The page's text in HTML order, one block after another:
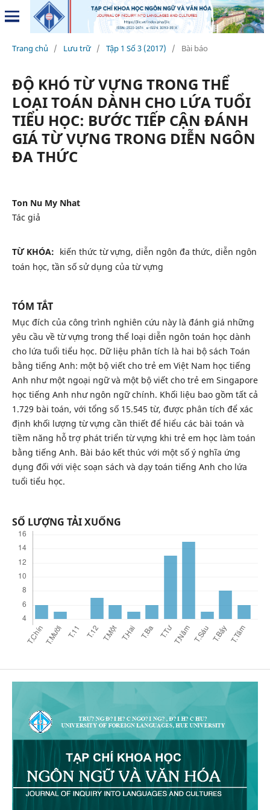
Trang chủ / Lưu trữ / Tập 1 Số 3 (2017) / Bài báo
ĐỘ KHÓ TỪ VỰNG TRONG THỂ
LOẠI TOÁN DÀNH CHO LỨA TUỔI
TIỂU HỌC: BƯỚC TIẾP CẬN ĐÁNH
GIÁ TỪ VỰNG TRONG DIỄN NGÔN
ĐA THỨC
Ton Nu My Nhat
Tác giả
TỪ KHÓA: kiến thức từ vựng, diễn ngôn đa thức, diễn ngôn
toán học, tần số sử dụng của từ vựng
TÓM TẮT
Mục đích của công trình nghiên cứu này là đánh giá những
yêu cầu về từ vựng trong thể loại diễn ngôn toán học dành
cho lứa tuổi tiểu học. Dữ liệu phân tích là hai bộ sách Toán
bằng tiếng Anh: một bộ viết cho trẻ em Việt Nam học tiếng
Anh như một ngoại ngữ và một bộ viết cho trẻ em Singapore
học tiếng Anh như ngôn ngữ chính. Khối liệu bao gồm tất cả
1.729 bài toán, với tổng số 15.545 từ, được phân tích để xác
định khối lượng từ vựng cần thiết để hiểu các bài toán và
tiềm năng hỗ trợ phát triển từ vựng khi trẻ em học làm toán
bằng tiếng Anh. Bài báo kết thúc với một số ý nghĩa ứng
dụng đối với việc soạn sách và dạy toán tiếng Anh cho lứa
tuổi tiểu học.
SỐ LƯỢNG TẢI XUỐNG